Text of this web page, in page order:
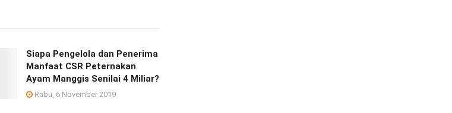
Siapa Pengelola dan Penerima
Manfaat CSR Peternakan
Ayam Manggis Senilai 4 Miliar?
Rabu, 6 November 2019